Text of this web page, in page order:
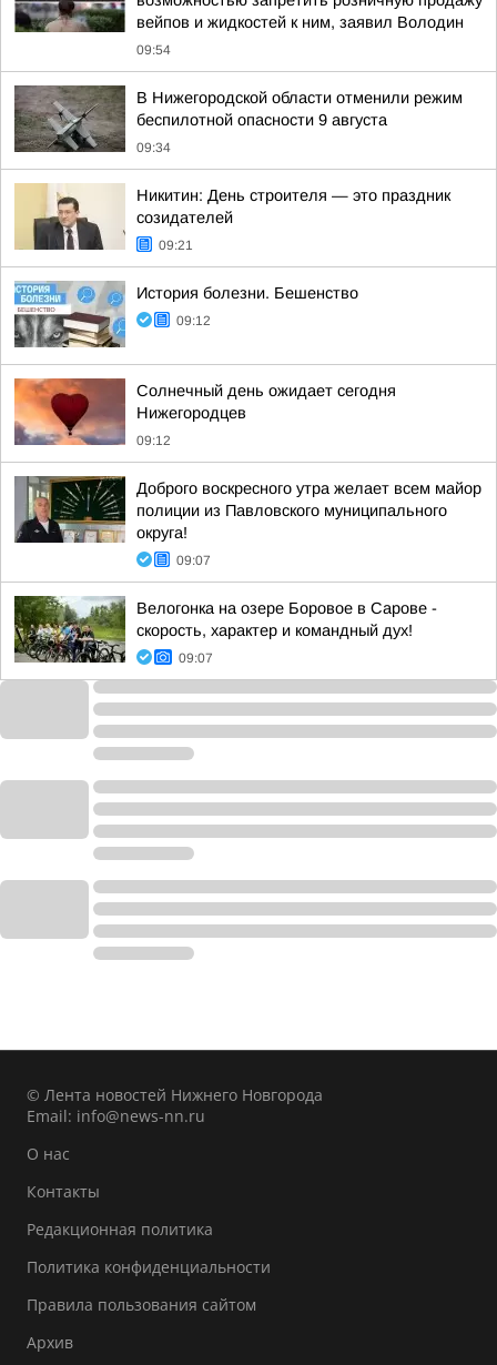
вейпов и жидкостей к ним, заявил Володин
09:54
В Нижегородской области отменили режим
беспилотной опасности 9 августа
09:34
Никитин: День строителя — это праздник
созидателей
09:21
История болезни. Бешенство
09:12
Солнечный день ожидает сегодня
Нижегородцев
09:12
Доброго воскресного утра желает всем майор
полиции из Павловского муниципального
округа!
09:07
Велогонка на озере Боровое в Сарове -
скорость, характер и командный дух!
09:07
© Лента новостей Нижнего Новгорода
Email: info@news-nn.ru
О нас
Контакты
Редакционная политика
Политика конфиденциальности
Правила пользования сайтом
Архив